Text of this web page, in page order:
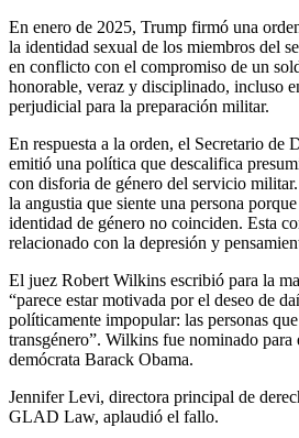
En enero de 2025, Trump firmó una
la identidad sexual de los miembros del
en conflicto con el compromiso de un
honorable, veraz y disciplinado, incluso
perjudicial para la preparación militar.
En respuesta a la orden, el Secretario de
emitió una política que descalifica
con disforia de género del servicio
la angustia que siente una persona
identidad de género no coinciden. Esta
relacionado con la depresión y
El juez Robert Wilkins escribió para la
“parece estar motivada por el deseo de
políticamente impopular: las personas
transgénero”. Wilkins fue nominado para
demócrata Barack Obama.
Jennifer Levi, directora principal de
GLAD Law, aplaudió el fallo.